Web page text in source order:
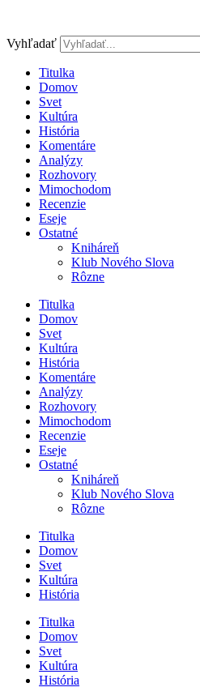
obsah
Vyhľadať
Titulka
Domov
Svet
Kultúra
História
Komentáre
Analýzy
Rozhovory
Mimochodom
Recenzie
Eseje
Ostatné
Kniháreň
Klub Nového Slova
Rôzne
Titulka
Domov
Svet
Kultúra
História
Komentáre
Analýzy
Rozhovory
Mimochodom
Recenzie
Eseje
Ostatné
Kniháreň
Klub Nového Slova
Rôzne
Titulka
Domov
Svet
Kultúra
História
Titulka
Domov
Svet
Kultúra
História